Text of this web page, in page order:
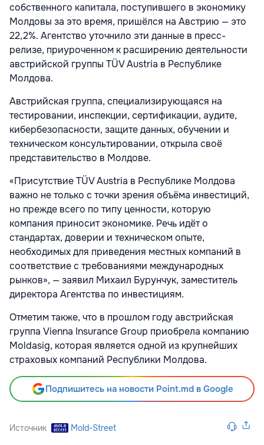
собственного капитала, поступившего в экономику
Молдовы за это время, пришёлся на Австрию — это
22,2%. Агентство уточнило эти данные в пресс-
релизе, приуроченном к расширению деятельности
австрийской группы TÜV Austria в Республике
Молдова.
Австрийская группа, специализирующаяся на
тестировании, инспекции, сертификации, аудите,
кибербезопасности, защите данных, обучении и
техническом консультировании, открыла своё
представительство в Молдове.
«Присутствие TÜV Austria в Республике Молдова
важно не только с точки зрения объёма инвестиций,
но прежде всего по типу ценности, которую
компания приносит экономике. Речь идёт о
стандартах, доверии и техническом опыте,
необходимых для приведения местных компаний в
соответствие с требованиями международных
рынков», — заявил Михаил Бурунчук, заместитель
директора Агентства по инвестициям.
Отметим также, что в прошлом году австрийская
группа Vienna Insurance Group приобрела компанию
Moldasig, которая является одной из крупнейших
страховых компаний Республики Молдова.
Подпишитесь на новости Point.md в Google
Источник Mold-Street